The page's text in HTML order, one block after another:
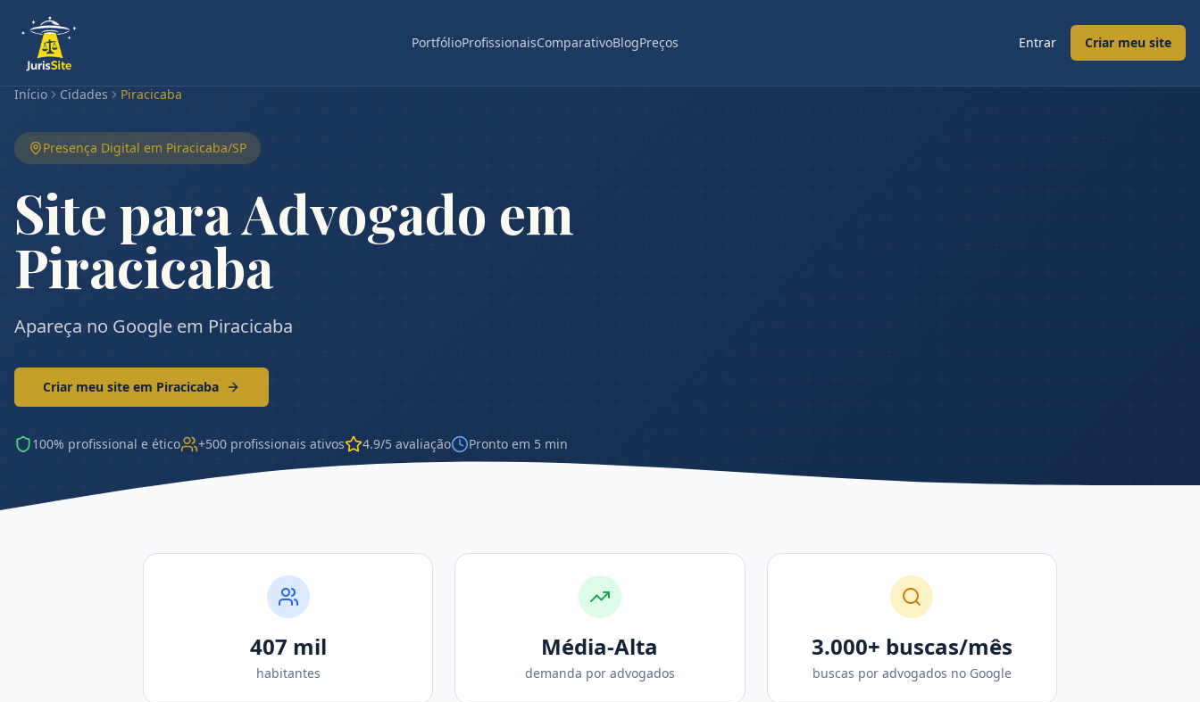
PortfólioProfissionaisComparativoBlogPreços Entrar Criar meu site
Início Cidades Piracicaba
Presença Digital em Piracicaba/SP
Site para Advogado em
Piracicaba
Apareça no Google em Piracicaba
Criar meu site em Piracicaba
100% profissional e ético +500 profissionais ativos 4.9/5 avaliação Pronto em 5 min
407 mil
habitantes
Média-Alta
demanda por advogados
3.000+ buscas/mês
buscas por advogados no Google